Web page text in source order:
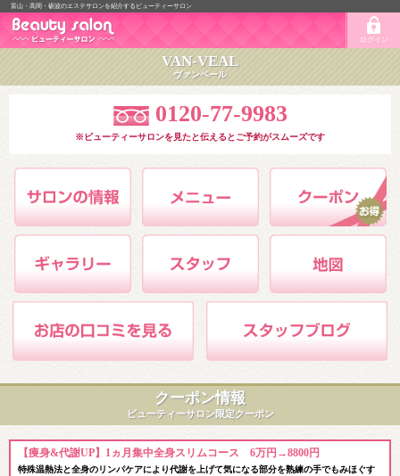
富山・高岡・砺波のエステサロンを紹介するビューティーサロン
ログイン
VAN-VEAL
ヴァンベール
0120-77-9983
※ビューティーサロンを見たと伝えるとご予約がスムーズです
クーポン情報
ビューティーサロン限定クーポン
【痩身&代謝UP】1ヵ月集中全身スリムコース 6万円→8800円
特殊温熱法と全身のリンパケアにより代謝を上げて気になる部分を熟練の手でもみほぐす